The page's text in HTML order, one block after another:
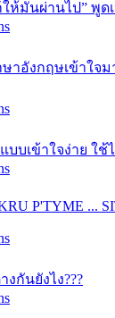
ห้มันผ่านไป” พูด
ษาอังกฤษเข้าใจ
บบเข้าใจง่าย ใช้
P'TYME ...
งกันยังไง???